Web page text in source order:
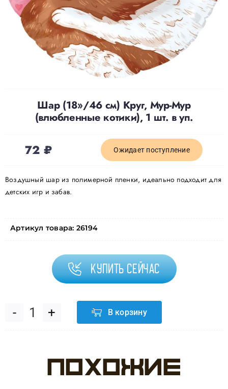
Отзывы
Контакты
Шар (18»/46 см) Круг, Мур-Мур
(влюбленные котики), 1 шт. в уп.
72 ₽ Ожидает поступление
Воздушный шар из полимерной пленки, идеально подходит для
детских игр и забав.
Артикул товара: 26194
Купить сейчас
Количество
Шар
В корзину
Похожие